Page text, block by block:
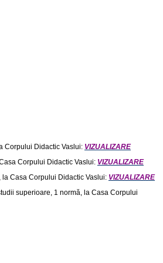
Corpului Didactic Vaslui: VIZUALIZARE
Corpului Didactic Vaslui: VIZUALIZARE
la Casa Corpului Didactic Vaslui: VIZUALIZARE
superioare, 1 normă, la Casa Corpului